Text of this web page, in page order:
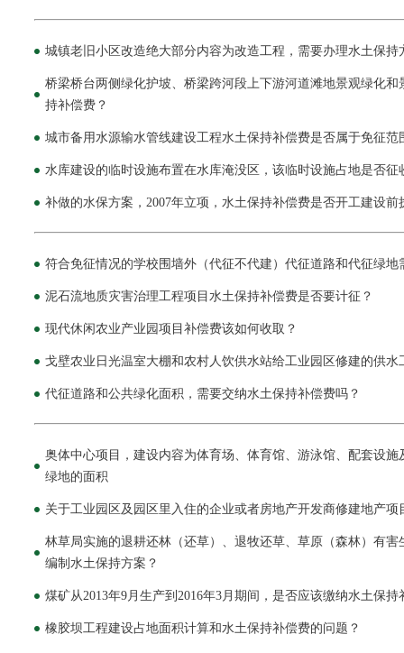
城镇老旧小区改造绝大部分内容为改造工程，需要办理水土保
桥梁桥台两侧绿化护坡、桥梁跨河段上下游河道滩地景观绿化
持补偿费？
城市备用水源输水管线建设工程水土保持补偿费是否属于免征范
水库建设的临时设施布置在水库淹没区，该临时设施占地是否征
补做的水保方案，2007年立项，水土保持补偿费是否开工建设
符合免征情况的学校围墙外（代征不代建）代征道路和代征绿
泥石流地质灾害治理工程项目水土保持补偿费是否要计征？
现代休闲农业产业园项目补偿费该如何收取？
戈壁农业日光温室大棚和农村人饮供水站给工业园区修建的供
代征道路和公共绿化面积，需要交纳水土保持补偿费吗？
奥体中心项目，建设内容为体育场、体育馆、游泳馆、配套设
绿地的面积
关于工业园区及园区里入住的企业或者房地产开发商修建地产
林草局实施的退耕还林（还草）、退牧还草、草原（森林）有
编制水土保持方案？
煤矿从2013年9月生产到2016年3月期间，是否应该缴纳水土保持
橡胶坝工程建设占地面积计算和水土保持补偿费的问题？